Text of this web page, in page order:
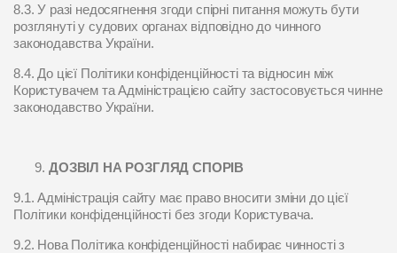
8.3. У разі недосягнення згоди спірні питання можуть бути
розглянуті у судових органах відповідно до чинного
законодавства України.
8.4. До цієї Політики конфіденційності та відносин між
Користувачем та Адміністрацією сайту застосовується чинне
законодавство України.
ДОЗВІЛ НА РОЗГЛЯД СПОРІВ
9.1. Адміністрація сайту має право вносити зміни до цієї
Політики конфіденційності без згоди Користувача.
9.2. Нова Політика конфіденційності набирає чинності з